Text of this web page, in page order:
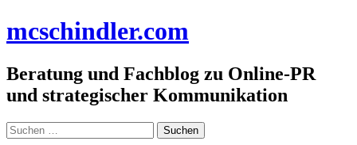
Inhalt
mcschindler.com
Beratung und Fachblog zu Online-PR
und strategischer Kommunikation
Suchen
nach: